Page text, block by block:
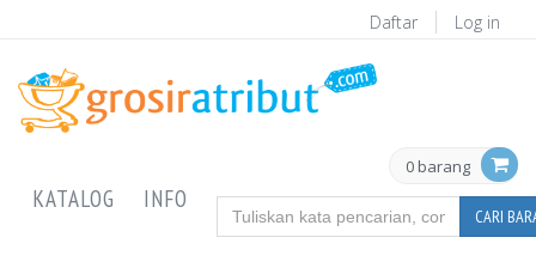
Daftar Log in
0 barang
KATALOG INFO
CARI